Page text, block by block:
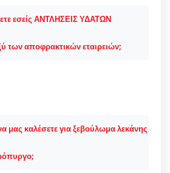
εσείς ΑΝΤΛΗΣΕΙΣ ΥΔΑΤΩΝ
αποφρακτικών εταιρειών;
μας καλέσετε για ξεβούλωμα λεκάνης